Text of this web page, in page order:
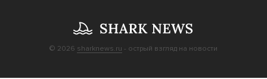
© 2026 sharknews.ru - острый взгляд на новости